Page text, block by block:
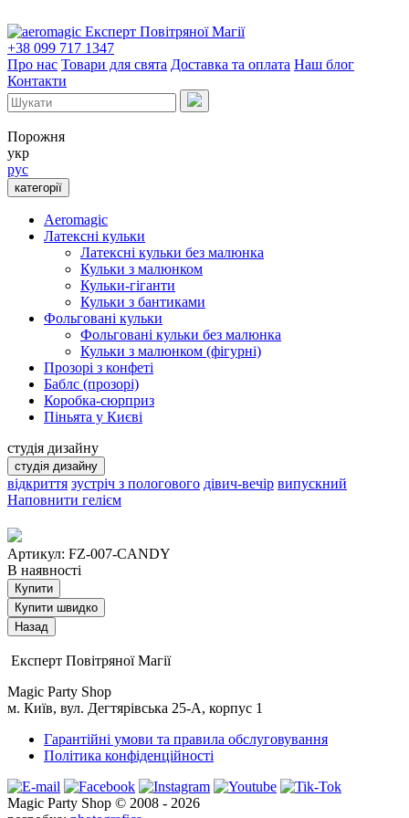
Експерт Повітряної Магії
+38 099 717 1347
Про нас Товари для свята Доставка та оплата Наш блог
Контакти
Порожня
укр
рус
категорії
Aeromagic
Латексні кульки
Латексні кульки без малюнка
Кульки з малюнком
Кульки-гіганти
Кульки з бантиками
Фольговані кульки
Фольговані кульки без малюнка
Кульки з малюнком (фігурні)
Прозорі з конфеті
Баблс (прозорі)
Коробка-сюрприз
Піньята у Києві
студія дизайну
студія дизайну
відкриття зустріч з пологового дівич-вечір випускний
Наповнити гелієм
Артикул: FZ-007-CANDY
В наявності
Купити
Купити швидко
Експерт Повітряної Магії
Magic Party Shop
м. Київ, вул. Дегтярівська 25-А, корпус 1
Гарантійні умови та правила обслуговування
Політика конфіденційності
Magic Party Shop © 2008 - 2026